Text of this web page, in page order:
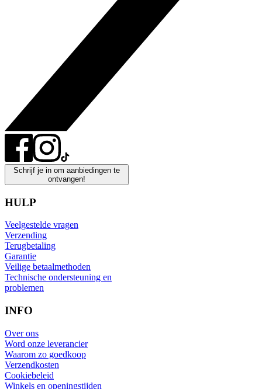
Schrijf je in om aanbiedingen te
ontvangen!
HULP
Veelgestelde vragen
Verzending
Terugbetaling
Garantie
Veilige betaalmethoden
Technische ondersteuning en
problemen
INFO
Over ons
Word onze leverancier
Waarom zo goedkoop
Verzendkosten
Cookiebeleid
Winkels en openingstijden